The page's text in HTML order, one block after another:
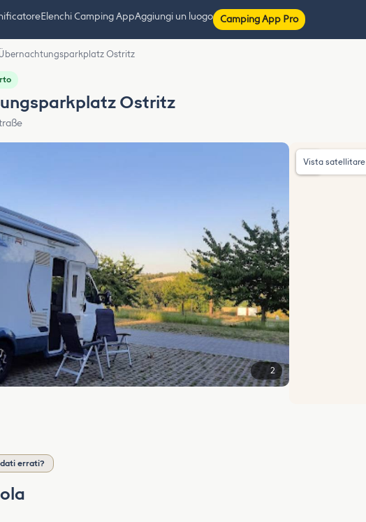
Elenchi Camping AppAggiungi un luogo Camping App Pro
Ostritz
Ostritz
2
Vista satellitare
dati errati?